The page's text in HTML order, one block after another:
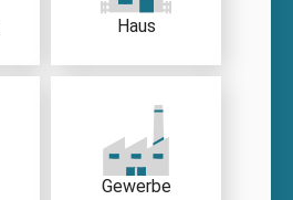
Haus
Gewerbe